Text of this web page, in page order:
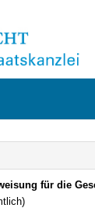
und Insolvenzverfahren (GAbRZwIns) Bekanntmachung des Bayerischen Staatsministeriums